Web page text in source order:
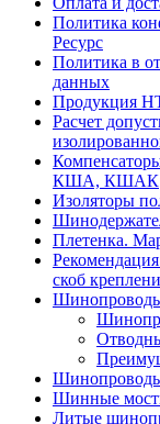
Политика
Ресурс
Политика в
данных
Продукция
Расчет
КША, КШАК
Изоляторы
Плетенка.
скоб
Шинные
Литые